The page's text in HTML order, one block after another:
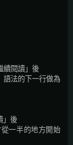
續閱讀」後
語法的下一行做為
」後
一半的地方開始